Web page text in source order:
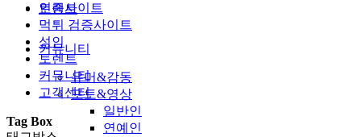
토렌트
커뮤니티
유머&감동
포토&영상
일반인
연예인
인증사이트
먹튀 검증사이트
성인
토렌트
커뮤니티
고객센터
Tag Box